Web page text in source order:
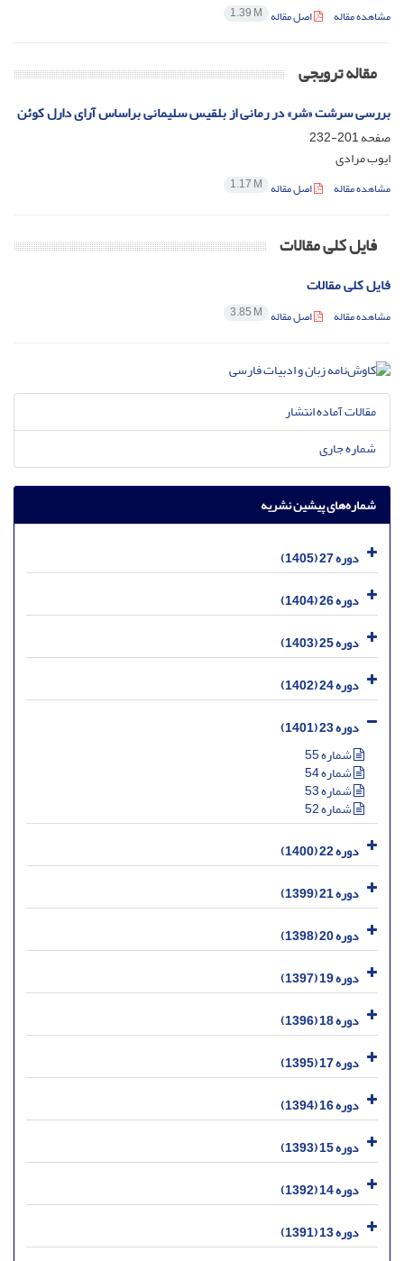
مشاهده مقاله اصل مقاله 1.39 M
مقاله ترویجی
بررسی سرشت «شر» در رمانی از بلقیس سلیمانی براساس آرای دارل کوئن
صفحه201-232
ایوب مرادی
مشاهده مقاله اصل مقاله 1.17 M
فایل کلی مقالات
فایل کلی مقالات
مشاهده مقاله اصل مقاله 3.85 M
مقالات آماده انتشار
شماره جاری
شماره‌های پیشین نشریه
دوره 27 (1405)
دوره 26 (1404)
دوره 25 (1403)
دوره 24 (1402)
دوره 23 (1401)
شماره 55
شماره 54
شماره 53
شماره 52
دوره 22 (1400)
دوره 21 (1399)
دوره 20 (1398)
دوره 19 (1397)
دوره 18 (1396)
دوره 17 (1395)
دوره 16 (1394)
دوره 15 (1393)
دوره 14 (1392)
دوره 13 (1391)